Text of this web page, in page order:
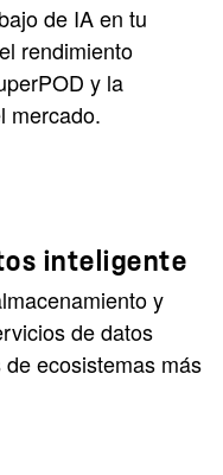
de IA en tu
rendimiento
y la
mercado.
inteligente
y
de datos
ecosistemas más